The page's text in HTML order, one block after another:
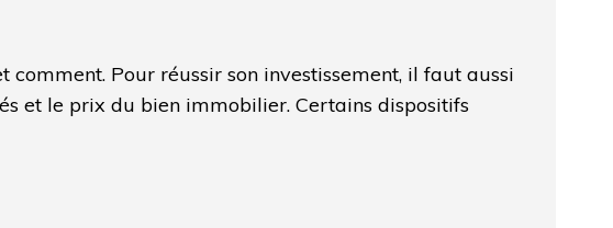
Pour réussir son investissement, il faut aussi
et le prix du bien immobilier. Certains dispositifs